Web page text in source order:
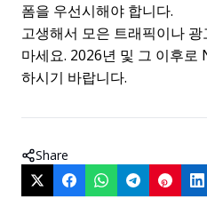
폼을 우선시해야 합니다.
고생해서 모은 트래픽이나
마세요. 2026년 및 그 이후
하시기 바랍니다.
Share